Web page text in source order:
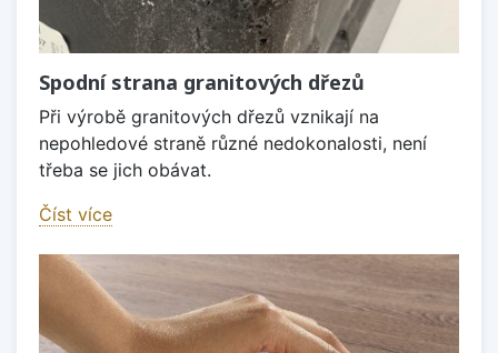
Spodní strana granitových dřezů
Při výrobě granitových dřezů vznikají na
nepohledové straně různé nedokonalosti, není
třeba se jich obávat.
Číst více